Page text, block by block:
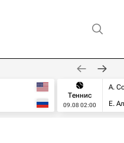
Теннис
09.08 02:00
А.
Е.